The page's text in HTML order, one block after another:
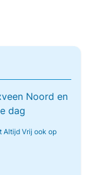
Noord en
dag
Altijd Vrij ook op